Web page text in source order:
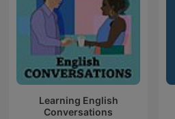
Learning English
Conversations